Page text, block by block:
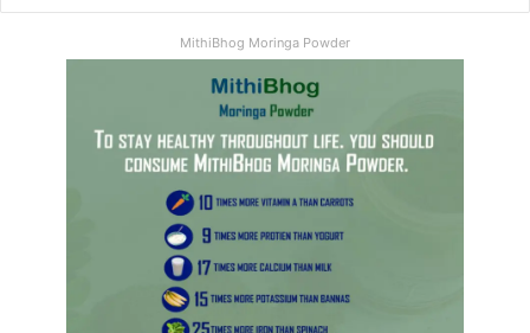
MithiBhog Moringa Powder